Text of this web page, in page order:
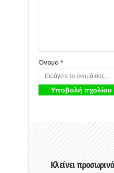
Όνομα *
Κλείνει